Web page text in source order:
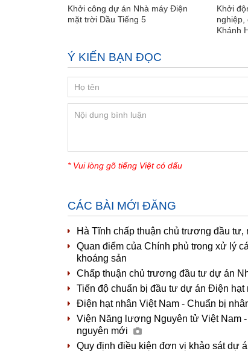
Khởi công dự án Nhà máy Điện
mặt trời Dầu Tiếng 5
Khởi
nghiệp,
Khánh
Ý KIẾN BẠN ĐỌC
* Vui lòng gõ tiếng Việt có dấu
CÁC BÀI MỚI ĐĂNG
Hà Tĩnh chấp thuận chủ trương đầu
Quan điểm của Chính phủ trong xử lý
khoáng sản
Chấp thuận chủ trương đầu tư dự án
Tiến độ chuẩn bị đầu tư dự án Điện hạt
Điện hạt nhân Việt Nam - Chuẩn bị
Viện Năng lượng Nguyên tử Việt Nam
nguyên mới
Quy định điều kiện đơn vị khảo sát dự